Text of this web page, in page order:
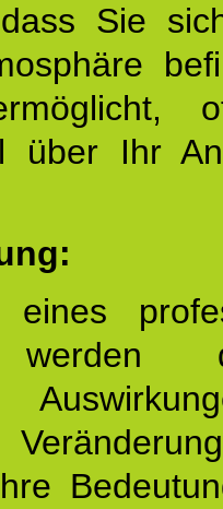
Sie
über Ihr